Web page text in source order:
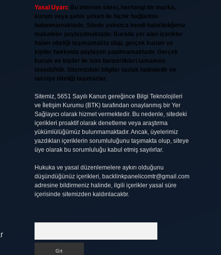
Yasal Uyarı: Bu internet sitesi, herhangi bir marka,
kurum veya şahıs şirketi ile hiçbir bağlantısı
bulunmamaktadır. Sitede yalnızca kendi hazırladığımız
makaleler paylaşılmaktadır. Burada yer alan içerikler
haber niteliği taşımamakta olup, gerçek kurum ve
kişiler hakkında paylaşım yapılmamaktadır. Gerçek
kurum ve kişiler ile isim benzerlikleri tamamen
tesadüfidir. Sitemizdeki bilgiler taslak halindedir ve
tavsiye niteliği taşımazlar.
Sitemiz, 5651 Sayılı Kanun gereğince Bilgi Teknolojileri
ve İletişim Kurumu (BTK) tarafından onaylanmış bir Yer
Sağlayıcı olarak hizmet vermektedir. Bu nedenle, sitedeki
içerikleri proaktif olarak denetleme veya araştırma
yükümlülüğümüz bulunmamaktadır. Ancak, üyelerimiz
yazdıkları içeriklerin sorumluluğunu taşımakta olup, siteye
üye olarak bu sorumluluğu kabul etmiş sayılırlar.
Hukuka ve yasal düzenlemelere aykırı olduğunu
düşündüğünüz içerikleri, backlinkpanelicomtr@gmail.com
adresine bildirmeniz halinde, ilgili içerikler yasal süre
içerisinde sitemizden kaldırılacaktır.